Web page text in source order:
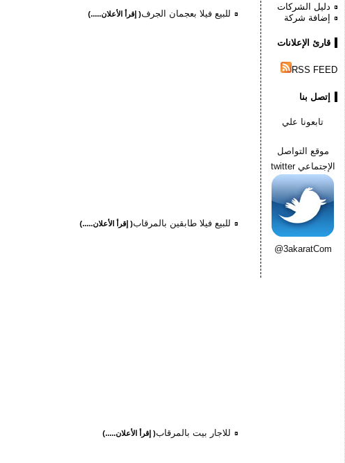
للبيع فيلا بعجمان الجرف( إقرأ الأعلان.....)
للبيع فيلا طابقين بالمرقاب( إقرأ الأعلان.....)
للاجار بيت بالمرقاب( إقرأ الأعلان.....)
دليل الشركات
إضافة شركة
قارئ الإعلانات
RSS FEED
إتصل بنا
تابعونا علي
موقع التواصل
الإجتماعي twitter
@3akaratCom